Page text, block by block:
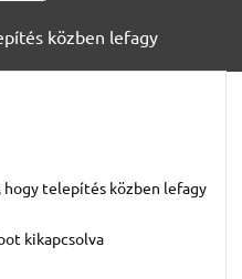
közben lefagy
hogy telepítés közben lefagy
kikapcsolva